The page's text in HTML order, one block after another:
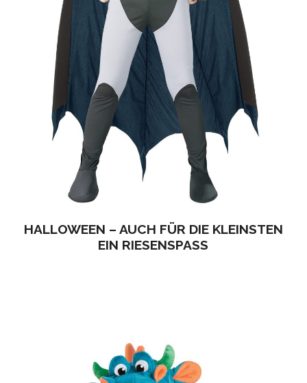
HALLOWEEN – AUCH FÜR DIE KLEINSTEN
EIN RIESENSPASS